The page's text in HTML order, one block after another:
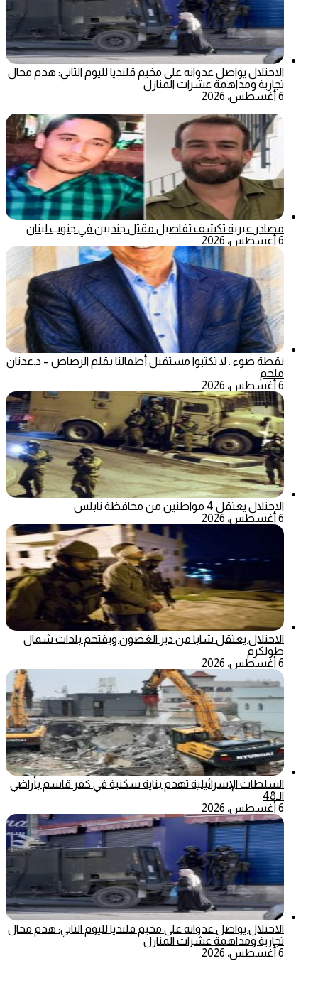
الاحتلال يواصل عدوانه على مخيم قلنديا لليوم الثاني: هدم محال
تجارية ومداهمة عشرات المنازل
6 أغسطس، 2026
مصادر عبرية تكشف تفاصيل مقتل جنديين في جنوب لبنان
6 أغسطس، 2026
نقطة ضوء : لا تكتبوا مستقبل أطفالنا بقلم الرصاص – د.عدنان
ملحم
6 أغسطس، 2026
الاحتلال يعتقل 4 مواطنين من محافظة نابلس
6 أغسطس، 2026
الاحتلال يعتقل شابا من دير الغصون ويقتحم بلدات شمال
طولكرم
6 أغسطس، 2026
السلطات الإسرائيلية تهدم بناية سكنية في كفر قاسم بأراضي
الـ48
6 أغسطس، 2026
الاحتلال يواصل عدوانه على مخيم قلنديا لليوم الثاني: هدم محال
تجارية ومداهمة عشرات المنازل
6 أغسطس، 2026